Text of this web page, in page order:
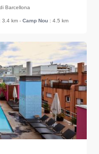
Barcellona
: 3.4 km - Camp Nou : 4.5 km